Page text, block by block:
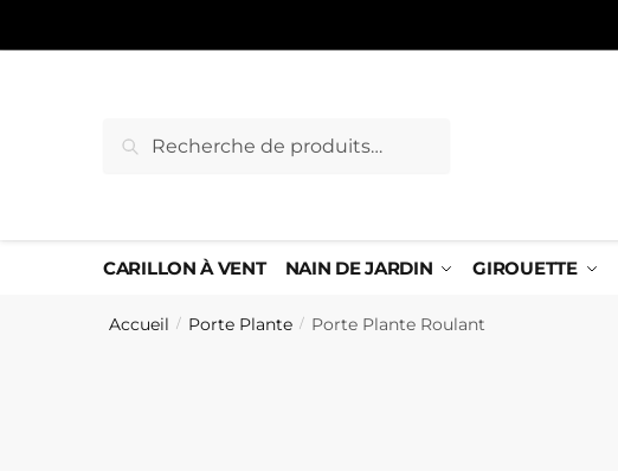
pour :
Recherche
CARILLON À VENT NAIN DE JARDIN GIROUETTE
Accueil / Porte Plante / Porte Plante Roulant